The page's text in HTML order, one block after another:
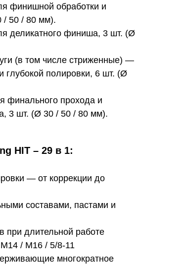
финишной обработки и
/ 50 / 80 мм).
деликатного финиша, 3 шт. (Ø
(в том числе стриженные) —
глубокой полировки, 6 шт. (Ø
финального прохода и
3 шт. (Ø 30 / 50 / 80 мм).
HIT – 29 в 1:
— от коррекции до
составами, пастами и
при длительной работе
М14 / М16 / 5/8-11
многократное